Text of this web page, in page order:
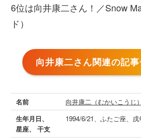
6位は向井康二さん！／Snow
ド）
向井康二さん関連の記
名前
向井康二（むかいこうじ）
生年月日、
星座、 干支
1994/6/21、ふたご座、戌